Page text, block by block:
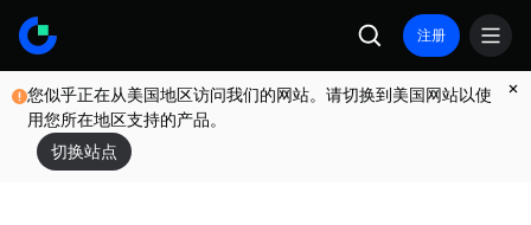
注册
您似乎正在从美国地区访问我们的网站。请切换到美国网站以使
用您所在地区支持的产品。
切换站点